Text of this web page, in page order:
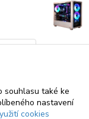
souhlasu také ke
nastavení
cookies